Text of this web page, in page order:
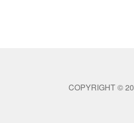
COPYRIGHT ©